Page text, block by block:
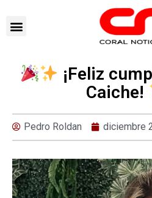
¡Feliz
Caiche!
Pedro Roldan diciembre